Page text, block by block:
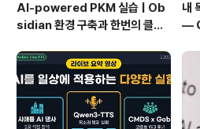
AI-powered PKM 실습 | Ob
sidian 환경 구축과 한번의 클릭
(Web Clipper)
내
—